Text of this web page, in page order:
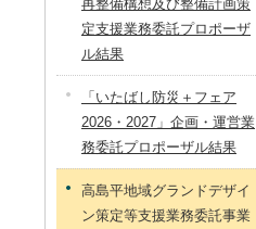
再整備構想及び整備計画策
定支援業務委託プロポーザ
ル結果
「いたばし防災＋フェア
2026・2027」企画・運営業
務委託プロポーザル結果
高島平地域グランドデザイ
ン策定等支援業務委託事業